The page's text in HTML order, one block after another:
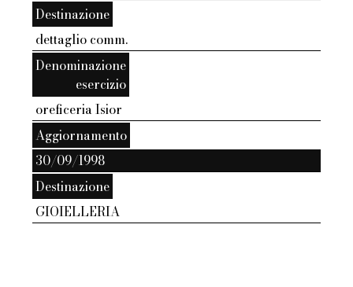
Destinazione
dettaglio comm.
Denominazione
esercizio
oreficeria Isior
Aggiornamento
30/09/1998
Destinazione
GIOIELLERIA